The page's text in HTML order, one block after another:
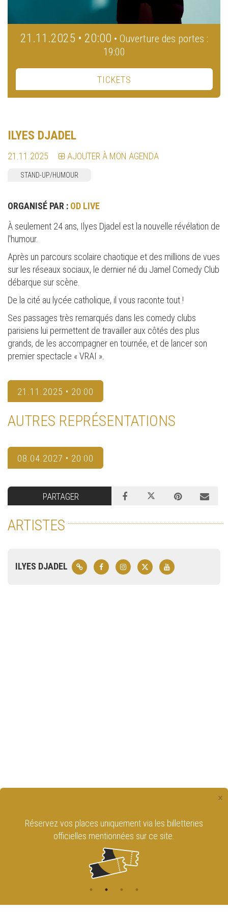
21.11.2025 • 20:00 • Ouverture des portes :
19:00
TICKETS
ILYES DJADEL
21.11.2025 AJOUTER À MON AGENDA
STAND-UP/HUMOUR
ORGANISÉ PAR : OD LIVE
À seulement 24 ans, Ilyes Djadel est la nouvelle révélation de
l'humour.
Après un parcours scolaire chaotique et des millions de vues
sur les réseaux sociaux, le dernier né du Jamel Comedy Club
débarque sur scène.
De la cité au lycée catholique, il vous raconte tout !
Ses passages très remarqués dans les comedy clubs
parisiens lui permettent de travailler aux côtés des plus
grands, de les accompagner en tournée, et de lancer son
premier spectacle « VRAI ».
21.11.2025 • 20:00
AUTRES REPRÉSENTATIONS
08.04.2027 • 20:00
PARTAGER
ARTISTES
ILYES DJADEL
×
Réservez vos places uniquement via les billetteries
officielles mentionnées sur ce site.